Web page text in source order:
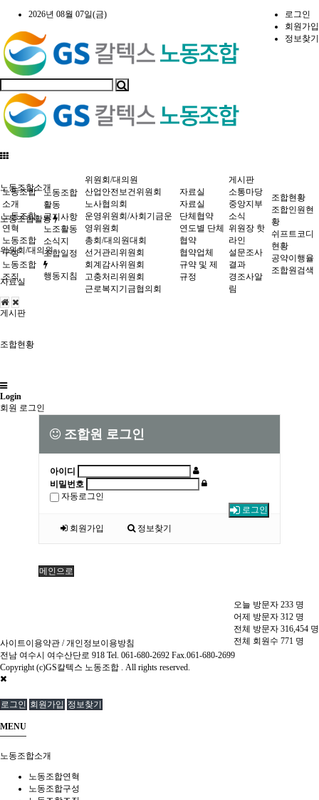
2026년 08월 07일(금)
로그인
회원가입
정보찾기
노동조합소개
노동조합활동
위원회/대의원
자료실
게시판
조합현황
노동조합
소개
노동조합
연혁
노동조합
구성
노동조합
조직
노동조합
활동
공지사항
노조활동
소식지
조합일정
행동지침
위원회/대의원
산업안전보건위원회
노사협의회
운영위원회/사회기금운
영위원회
총회/대의원대회
선거관리위원회
회계감사위원회
고충처리위원회
근로복지기금협의회
자료실
자료실
단체협약
연도별 단체
협약
협약업체
규약 및 제
규정
게시판
소통마당
중앙지부
소식
위원장 핫
라인
설문조사
결과
경조사알
림
조합현황
조합인원현
황
쉬프트코디
현황
공약이행율
조합원검색
Login
회원 로그인
조합원 로그인
아이디
비밀번호
자동로그인
로그인
회원가입
정보찾기
메인으로
오늘 방문자 233 명
어제 방문자 312 명
전체 방문자 316,454 명
전체 회원수 771 명
사이트이용약관 /개인정보이용방침
전남 여수시 여수산단로 918 Tel. 061-680-2692 Fax.061-680-2699
Copyright (c)GS칼텍스 노동조합 . All rights reserved.
로그인 회원가입 정보찾기
MENU
노동조합소개
노동조합연혁
노동조합구성